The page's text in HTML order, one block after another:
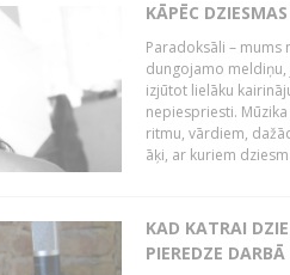
KĀPĒC
Paradoksāli – mums
dungojamo
izjūtot lielāku
nepiespriesti.
ritmu, vārdiem,
āķi, ar kuriem
KAD KATRAI
PIEREDZE